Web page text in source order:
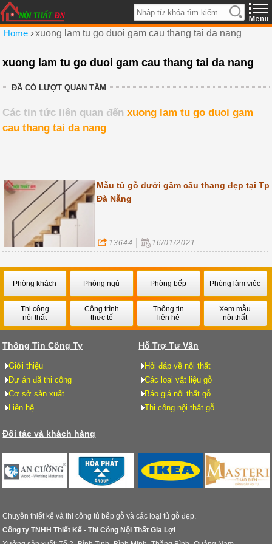
Home ›xuong lam tu go duoi gam cau thang tai da nang
xuong lam tu go duoi gam cau thang tai da nang
ĐÃ CÓ LƯỢT QUAN TÂM
Các tin tức liên quan đếnxuong lam tu go duoi gam
cau thang tai da nang
Mẫu tủ gỗ dưới gầm cầu thang đẹp tại Tp
Đà Nẵng
13644 16/01/2021
Phòng khách Phòng ngủ Phòng bếp Phòng làm việc
Thi công
nội thất
Công trình
thực tế
Thông tin
liên hệ
Xem mẫu
nội thất
Thông Tin Công Ty
Giới thiệu
Dự án đã thi công
Cơ sở sản xuất
Liên hệ
Hỗ Trợ Tư Vấn
Hỏi đáp về nội thất
Các loại vật liệu gỗ
Báo giá nội thất gỗ
Thi công nội thất gỗ
Đối tác và khách hàng
Chuyên thiết kế và thi công tủ bếp gỗ và các loại tủ gỗ đẹp.
Công ty TNHH Thiết Kế - Thi Công Nội Thất Gia Lợi